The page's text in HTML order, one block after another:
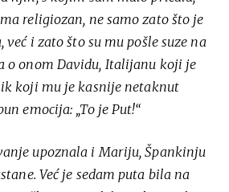
religiozan, ne samo zato što je
i zato što su mu pošle suze na
o onom Davidu, Italijanu koji je
koji mu je kasnije netaknut
emocija: „To je Put!“
upoznala i Mariju, Špankinju
Već je sedam puta bila na